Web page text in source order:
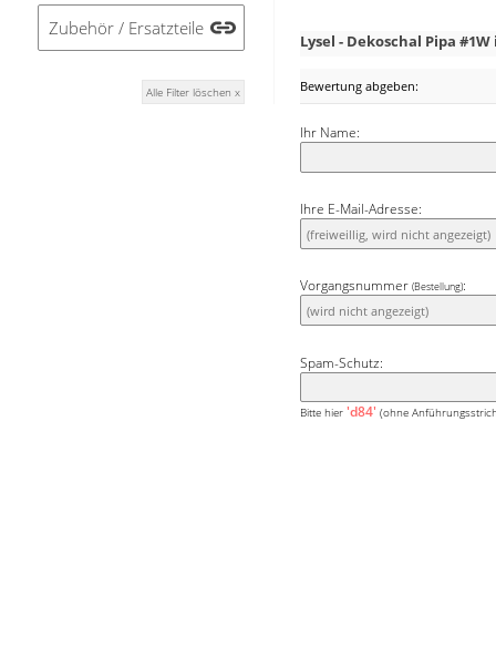
Zubehör / Ersatzteile
Alle Filter löschen x
Ruhig, subtil aber
scheinbar nie aus der
Nuance dieses Schals
oder gar
einem tiefen
vielfarbige Stimmungen.
Lysel - Dekoschal Pipa #1W
Bewertung abgeben:
Ihr Name:
Ihre E-Mail-Adresse:
Vorgangsnummer (Bestellung):
Spam-Schutz:
Bitte hier 'd84' (ohne